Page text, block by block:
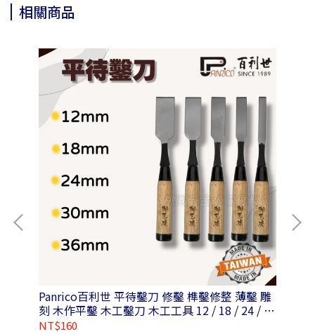
相關商品
Panrico百利世 平待鑿刀 修鑿 榫鑿修整 薄鑿 雕
刻 木作平鑿 木工鑿刀 木工工具 12 / 18 / 24 / 30
/ 36mm
NT$160